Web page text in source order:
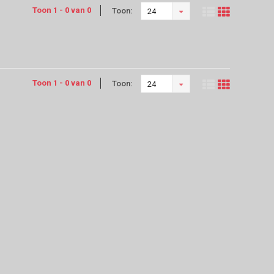
Toon 1 - 0 van 0 Toon: 24
Toon 1 - 0 van 0 Toon: 24